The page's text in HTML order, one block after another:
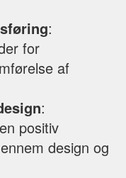
:
for
af
:
positiv
design og